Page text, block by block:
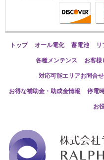
トップ オール電化 蓄電池 リ
各種メンテンス お客様
対応可能エリアお問合せ
お得な補助金・助成金情報 停電
お